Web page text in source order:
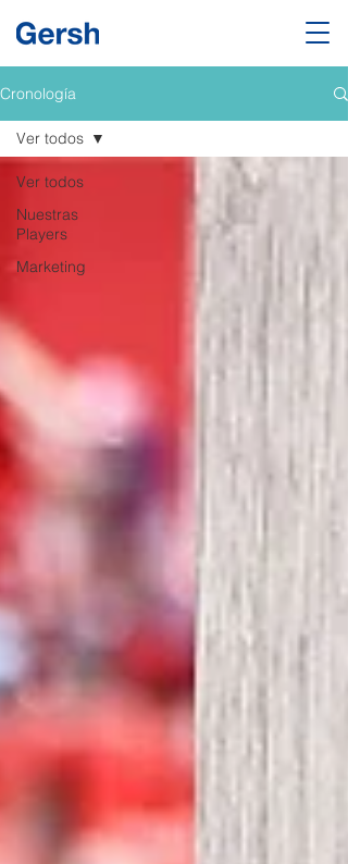
Cronología
Ver todos
Nuestras
Players
Marketing
Ver todos